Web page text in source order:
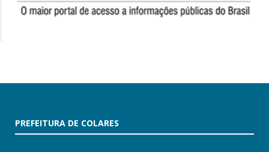
PREFEITURA DE COLARES